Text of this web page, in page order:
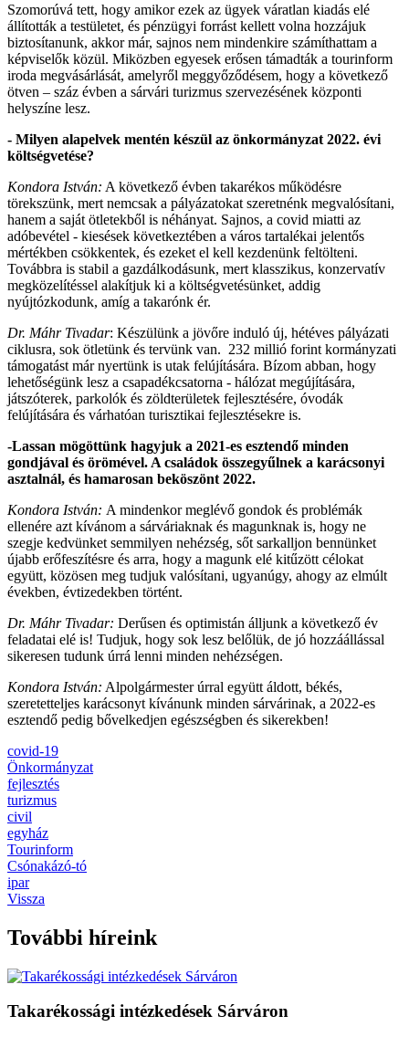
Szomorúvá tett, hogy amikor ezek az ügyek váratlan kiadás elé
állították a testületet, és pénzügyi forrást kellett volna hozzájuk
biztosítanunk, akkor már, sajnos nem mindenkire számíthattam a
képviselők közül. Miközben egyesek erősen támadták a tourinform
iroda megvásárlását, amelyről meggyőződésem, hogy a következő
ötven – száz évben a sárvári turizmus szervezésének központi
helyszíne lesz.
- Milyen alapelvek mentén készül az önkormányzat 2022. évi
költségvetése?
Kondora István: A következő évben takarékos működésre
törekszünk, mert nemcsak a pályázatokat szeretnénk megvalósítani,
hanem a saját ötletekből is néhányat. Sajnos, a covid miatti az
adóbevétel - kiesések következtében a város tartalékai jelentős
mértékben csökkentek, és ezeket el kell kezdenünk feltölteni.
Továbbra is stabil a gazdálkodásunk, mert klasszikus, konzervatív
megközelítéssel alakítjuk ki a költségvetésünket, addig
nyújtózkodunk, amíg a takarónk ér.
Dr. Máhr Tivadar: Készülünk a jövőre induló új, hétéves pályázati
ciklusra, sok ötletünk és tervünk van. 232 millió forint kormányzati
támogatást már nyertünk is utak felújítására. Bízom abban, hogy
lehetőségünk lesz a csapadékcsatorna - hálózat megújítására,
játszóterek, parkolók és zöldterületek fejlesztésére, óvodák
felújítására és várhatóan turisztikai fejlesztésekre is.
-Lassan mögöttünk hagyjuk a 2021-es esztendő minden
gondjával és örömével. A családok összegyűlnek a karácsonyi
asztalnál, és hamarosan beköszönt 2022.
Kondora István: A mindenkor meglévő gondok és problémák
ellenére azt kívánom a sárváriaknak és magunknak is, hogy ne
szegje kedvünket semmilyen nehézség, sőt sarkalljon bennünket
újabb erőfeszítésre és arra, hogy a magunk elé kitűzött célokat
együtt, közösen meg tudjuk valósítani, ugyanúgy, ahogy az elmúlt
években, évtizedekben történt.
Dr. Máhr Tivadar: Derűsen és optimistán álljunk a következő év
feladatai elé is! Tudjuk, hogy sok lesz belőlük, de jó hozzáállással
sikeresen tudunk úrrá lenni minden nehézségen.
Kondora István: Alpolgármester úrral együtt áldott, békés,
szeretetteljes karácsonyt kívánunk minden sárvárinak, a 2022-es
esztendő pedig bővelkedjen egészségben és sikerekben!
covid-19
Önkormányzat
fejlesztés
turizmus
civil
egyház
Tourinform
Csónakázó-tó
ipar
Vissza
További híreink
Takarékossági intézkedések Sárváron